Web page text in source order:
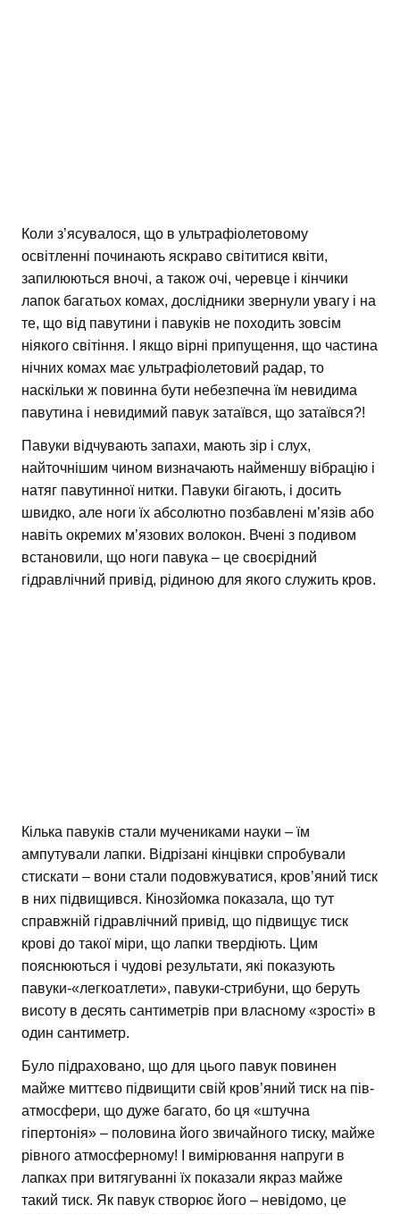
Коли з’ясувалося, що в ультрафіолетовому
освітленні починають яскраво світитися квіти,
запилюються вночі, а також очі, черевце і кінчики
лапок багатьох комах, дослідники звернули увагу і на
те, що від павутини і павуків не походить зовсім
ніякого світіння. І якщо вірні припущення, що частина
нічних комах має ультрафіолетовий радар, то
наскільки ж повинна бути небезпечна їм невидима
павутина і невидимий павук затаївся, що затаївся?!
Павуки відчувають запахи, мають зір і слух,
найточнішим чином визначають найменшу вібрацію і
натяг павутинної нитки. Павуки бігають, і досить
швидко, але ноги їх абсолютно позбавлені м’язів або
навіть окремих м’язових волокон. Вчені з подивом
встановили, що ноги павука – це своєрідний
гідравлічний привід, рідиною для якого служить кров.
Кілька павуків стали мучениками науки – їм
ампутували лапки. Відрізані кінцівки спробували
стискати – вони стали подовжуватися, кров’яний тиск
в них підвищився. Кінозйомка показала, що тут
справжній гідравлічний привід, що підвищує тиск
крові до такої міри, що лапки твердіють. Цим
пояснюються і чудові результати, які показують
павуки-«легкоатлети», павуки-стрибуни, що беруть
висоту в десять сантиметрів при власному «зрості» в
один сантиметр.
Було підраховано, що для цього павук повинен
майже миттєво підвищити свій кров’яний тиск на пів-
атмосфери, що дуже багато, бо ця «штучна
гіпертонія» – половина його звичайного тиску, майже
рівного атмосферному! І вимірювання напруги в
лапках при витягуванні їх показали якраз майже
такий тиск. Як павук створює його – невідомо, це